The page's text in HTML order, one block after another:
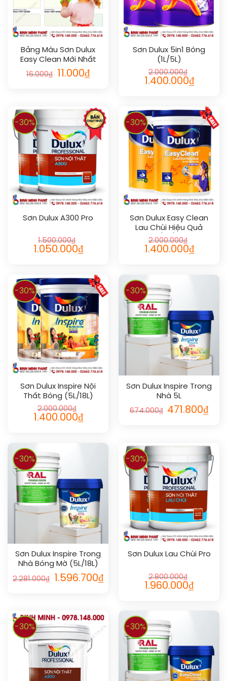
Bảng Màu Sơn Dulux
Easy Clean Mới Nhất
16.000₫ 11.000₫
Sơn Dulux 5in1 Bóng
(1L/5L)
2.000.000₫
1.400.000₫
-30%
Sơn Dulux A300 Pro
1.500.000₫
1.050.000₫
-30%
Sơn Dulux Easy Clean
Lau Chùi Hiệu Quả
(1L/5L/18L)
2.000.000₫
1.400.000₫
-30%
Sơn Dulux Inspire Nội
Thất Bóng (5L/18L)
2.000.000₫
1.400.000₫
-30%
Sơn Dulux Inspire Trong
Nhà 5L
674.000₫ 471.800₫
-30%
Sơn Dulux Inspire Trong
Nhà Bóng Mờ (5L/18L)
2.281.000₫ 1.596.700₫
-30%
Sơn Dulux Lau Chùi Pro
2.800.000₫
1.960.000₫
-30% -30%